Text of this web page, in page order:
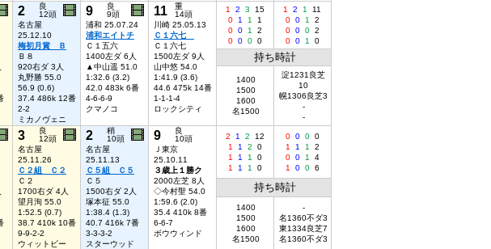
2
良
12頭
名古屋
25.12.10
梅初月賞 Ｂ
Ｂ８
920右ダ 3人
丸野勝 55.0
56.9 (0.6)
37.4 486k 12番
2-2
ミカノヴェニ
9
良
9頭
浦和 25.07.24
浦和エイトチ
Ｃ１五六
1400左ダ 6人
▲中山遥 51.0
1:32.6 (3.2)
42.0 483k 6番
4-6-6-9
クマノコ
11
重
14頭
川崎 25.05.13
Ｃ１六七
Ｃ１六七
1500左ダ 9人
山中悠 54.0
1:41.9 (3.6)
44.6 475k 14番
1-1-1-4
ロックシティ
1 2 3
15
0
1 1
1
0 0 1
2
0 0 0 0
1 2 1
11
0 0 1
2
0 0 0 2
0 0 1 0
持ち時計
1400
1500
1600
名1500
淀1231良芝
10
幌1306良芝3
-
-
3
良
12頭
名古屋
25.11.26
Ｃ２組 Ｃ２
Ｃ２
1700右ダ 4人
望月洵 55.0
1:52.5 (0.7)
38.7 410k 10番
9-9-2-2
ウィットビー
2
稍
10頭
名古屋
25.11.13
Ｃ５組 Ｃ５
Ｃ５
1500右ダ 2人
塚本征 55.0
1:38.4 (1.3)
40.7 416k 7番
3-3-3-2
スターウッド
9
良
10頭
Ｊ東京
25.10.11
３歳上１勝ク
2000左芝 8人
◇今村聖 54.0
1:59.6 (2.0)
35.4 410k 8番
6-6-7
ボウウィンド
2 1 2
12
1
1 2
0
1
1 1
0
1
1 1 0
0 0 0 0
1
1 1
2
0 0 1
4
1
0 0 6
持ち時計
1400
1500
1600
名1500
-
名1360不ダ3
東1334良芝7
名1360不ダ3